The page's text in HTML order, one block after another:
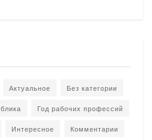
Актуальное Без категории
Год рабочих профессий
Интересное Комментарии